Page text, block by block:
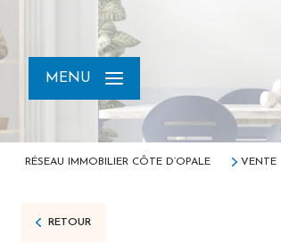
MENU
RÉSEAU IMMOBILIER CÔTE D’OPALE VENTE
RETOUR